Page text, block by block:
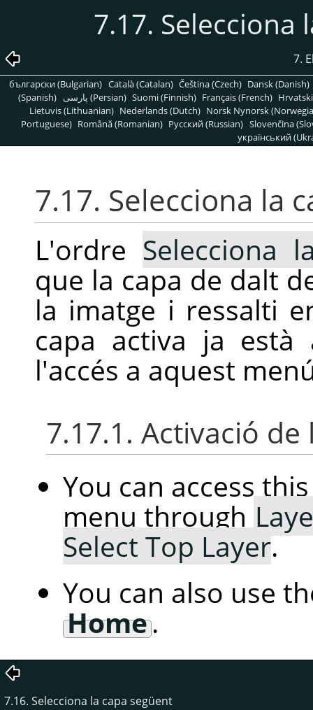
7.17.
7.
български (Bulgarian) Català (Catalan) Čeština (Czech) Dansk (Danish)
(Spanish)
پارسی (Persian) Suomi (Finnish) Français (French)
Lietuvis (Lithuanian) Nederlands (Dutch) Norsk Nynorsk
Portuguese) Română (Romanian) Pусский (Russian) Slovenčina
український
7.17. Selecciona la
L'ordre Selecciona
que la capa de dalt
la imatge i ressalti
capa activa ja
l'accés a aquest
7.17.1. Activació
You can access
menu through
Select Top Layer.
You can also use
Home.
7.16. Selecciona la capa següent